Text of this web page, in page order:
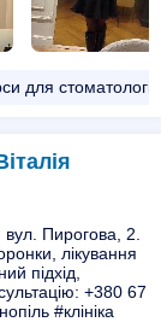
для стоматологів
Пирогова, 2.
лікування
підхід,
+380 67
#клініка